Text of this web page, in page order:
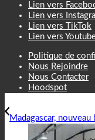
Lien vers
Lien vers
Lien vers TikTok
Lien vers
Politique de
Nous Rejoindre
Nous Contacter
Hoodspot
Madagascar,